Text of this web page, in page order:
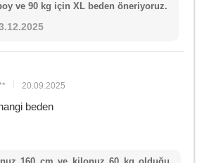
ve 90 kg için XL beden öneriyoruz.
20.09.2025
beden